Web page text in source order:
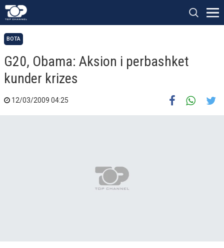
BOTA
G20, Obama: Aksion i perbashket
kunder krizes
12/03/2009 04:25